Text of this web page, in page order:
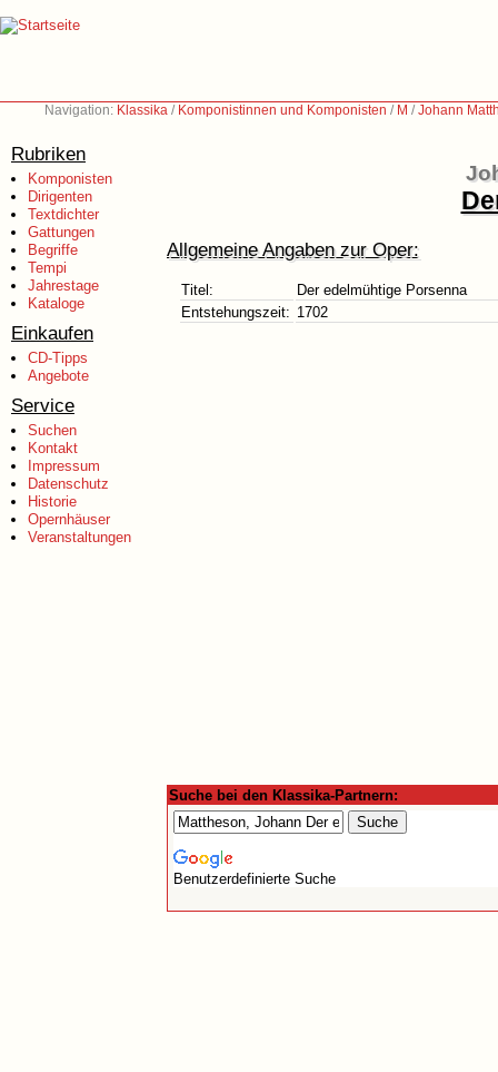
Navigation: Klassika / Komponistinnen und Komponisten / M /Johann
Rubriken
Komponisten
Dirigenten
Textdichter
Gattungen
Begriffe
Tempi
Jahrestage
Kataloge
Einkaufen
CD-Tipps
Angebote
Service
Suchen
Kontakt
Impressum
Datenschutz
Historie
Opernhäuser
Veranstaltungen
Allgemeine Angaben zur Oper:
Titel:
Der edelmühtige Porsenna
Entstehungszeit: 1702
Suche bei den Klassika-Partnern:
Benutzerdefinierte Suche